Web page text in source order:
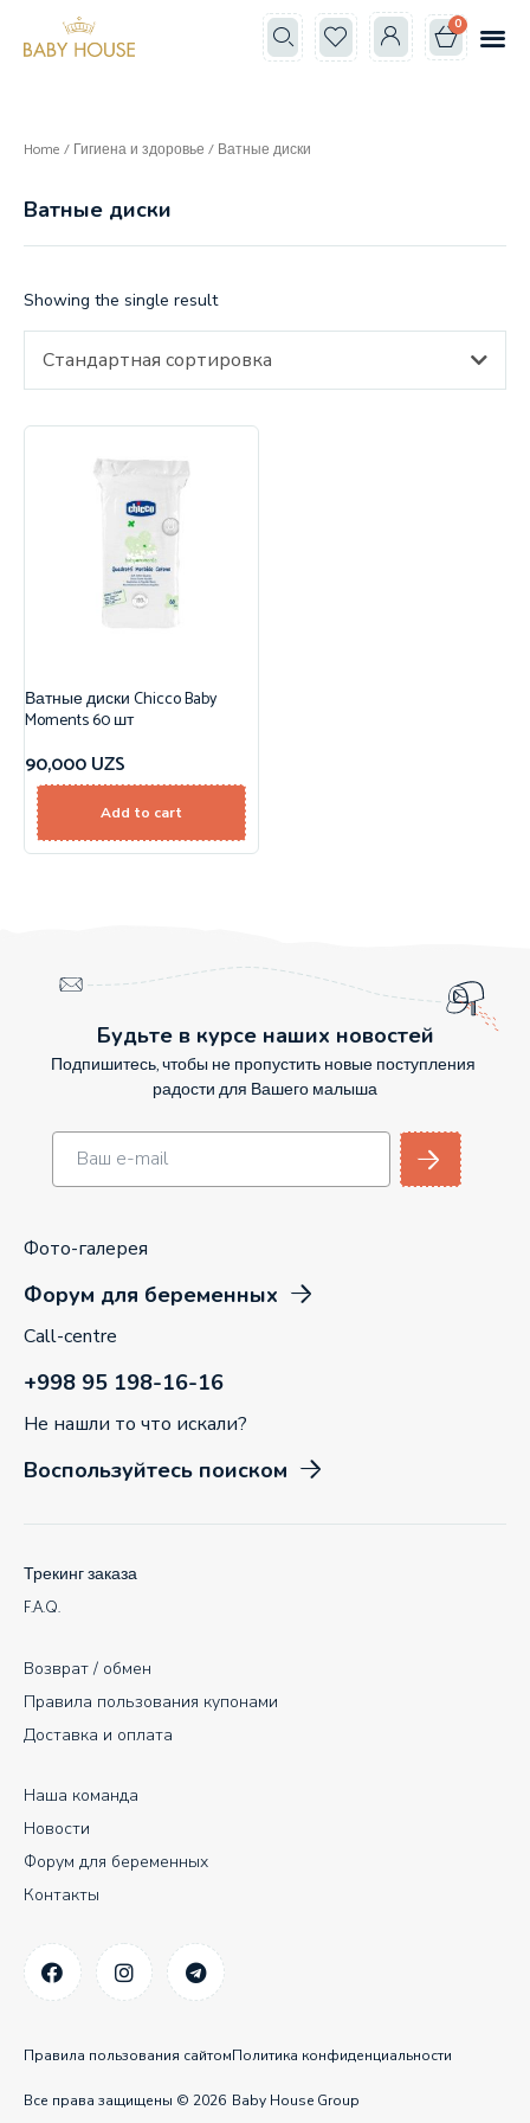
0
Home / Гигиена и здоровье / Ватные диски
Ватные диски
Showing the single result
Стандартная сортировка
Ватные диски Chicco Baby
Moments 60 шт
90,000UZS
Add to cart
Будьте в курсе наших новостей
Подпишитесь, чтобы не пропустить новые поступления
радости для Вашего малыша
Фото-галерея
Форум для беременных
Call-centre
+998 95 198-16-16
Не нашли то что искали?
Воспользуйтесь поиском
Правила пользования сайтомПолитика конфиденциальности
Все права защищены © 2026 Baby House Group
Наша команда
Новости
Форум для беременных
Контакты
Возврат / обмен
Правила пользования купонами
Доставка и оплата
Трекинг заказа
F.A.Q.